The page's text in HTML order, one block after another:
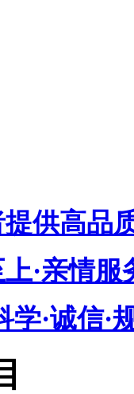
供高品
·亲情服
学·诚信·